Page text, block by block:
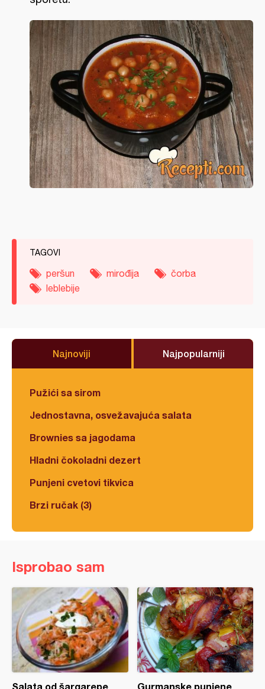
TAGOVI
peršun mirođija
čorba
leblebije
Najnoviji Najpopularniji
Pužići sa sirom
Jednostavna, osvežavajuća salata
Brownies sa jagodama
Hladni čokoladni dezert
Punjeni cvetovi tikvica
Brzi ručak (3)
Isprobao sam
Salata od šargarepe
Gurmanske punjene